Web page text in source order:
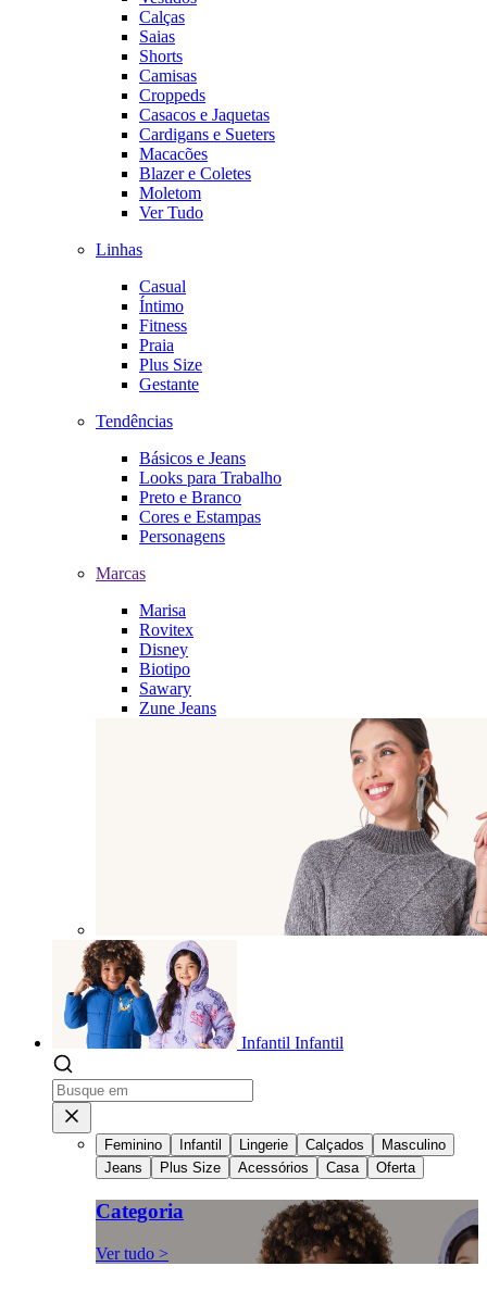
Calças
Saias
Shorts
Camisas
Croppeds
Casacos e Jaquetas
Cardigans e Sueters
Macacões
Blazer e Coletes
Moletom
Ver Tudo
Linhas
Casual
Íntimo
Fitness
Praia
Plus Size
Gestante
Tendências
Básicos e Jeans
Looks para Trabalho
Preto e Branco
Cores e Estampas
Personagens
Marcas
Marisa
Rovitex
Disney
Biotipo
Sawary
Zune Jeans
Infantil Infantil
Feminino Infantil Lingerie Calçados
Masculino
Jeans
Plus Size Acessórios Casa Oferta
Categoria
Ver tudo >